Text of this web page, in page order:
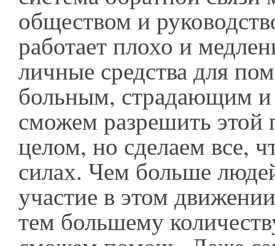
обществом и
работает плохо и
личные средства для
больным, страдающим
сможем разрешить этой
целом, но сделаем все,
силах. Чем больше
участие в этом
тем большему